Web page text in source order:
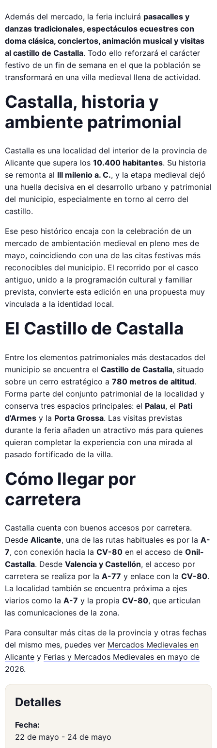
Además del mercado, la feria incluirá pasacalles y
danzas tradicionales, espectáculos ecuestres con
doma clásica, conciertos, animación musical y visitas
al castillo de Castalla. Todo ello reforzará el carácter
festivo de un fin de semana en el que la población se
transformará en una villa medieval llena de actividad.
Castalla, historia y
ambiente patrimonial
Castalla es una localidad del interior de la provincia de
Alicante que supera los 10.400 habitantes. Su historia
se remonta al III milenio a. C., y la etapa medieval dejó
una huella decisiva en el desarrollo urbano y patrimonial
del municipio, especialmente en torno al cerro del
castillo.
Ese peso histórico encaja con la celebración de un
mercado de ambientación medieval en pleno mes de
mayo, coincidiendo con una de las citas festivas más
reconocibles del municipio. El recorrido por el casco
antiguo, unido a la programación cultural y familiar
prevista, convierte esta edición en una propuesta muy
vinculada a la identidad local.
El Castillo de Castalla
Entre los elementos patrimoniales más destacados del
municipio se encuentra el Castillo de Castalla, situado
sobre un cerro estratégico a 780 metros de altitud.
Forma parte del conjunto patrimonial de la localidad y
conserva tres espacios principales: el Palau, el Pati
d’Armes y la Porta Grossa. Las visitas previstas
durante la feria añaden un atractivo más para quienes
quieran completar la experiencia con una mirada al
pasado fortificado de la villa.
Cómo llegar por
carretera
Castalla cuenta con buenos accesos por carretera.
Desde Alicante, una de las rutas habituales es por la A-
7, con conexión hacia la CV-80 en el acceso de Onil-
Castalla. Desde Valencia y Castellón, el acceso por
carretera se realiza por la A-77 y enlace con la CV-80.
La localidad también se encuentra próxima a ejes
viarios como la A-7 y la propia CV-80, que articulan
las comunicaciones de la zona.
Para consultar más citas de la provincia y otras fechas
del mismo mes, puedes ver Mercados Medievales en
Alicante y Ferias y Mercados Medievales en mayo de
2026.
Detalles
Fecha:
22 de mayo - 24 de mayo